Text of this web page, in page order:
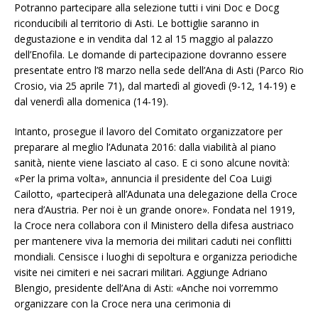
Potranno partecipare alla selezione tutti i vini Doc e Docg
riconducibili al territorio di Asti. Le bottiglie saranno in
degustazione e in vendita dal 12 al 15 maggio al palazzo
dell’Enofila. Le domande di partecipazione dovranno essere
presentate entro l’8 marzo nella sede dell’Ana di Asti (Parco Rio
Crosio, via 25 aprile 71), dal martedì al giovedì (9-12, 14-19) e
dal venerdì alla domenica (14-19).
Intanto, prosegue il lavoro del Comitato organizzatore per
preparare al meglio l’Adunata 2016: dalla viabilità al piano
sanità, niente viene lasciato al caso. E ci sono alcune novità:
«Per la prima volta», annuncia il presidente del Coa Luigi
Cailotto, «parteciperà all’Adunata una delegazione della Croce
nera d’Austria. Per noi è un grande onore». Fondata nel 1919,
la Croce nera collabora con il Ministero della difesa austriaco
per mantenere viva la memoria dei militari caduti nei conflitti
mondiali. Censisce i luoghi di sepoltura e organizza periodiche
visite nei cimiteri e nei sacrari militari. Aggiunge Adriano
Blengio, presidente dell’Ana di Asti: «Anche noi vorremmo
organizzare con la Croce nera una cerimonia di